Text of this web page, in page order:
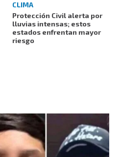
CLIMA
Protección Civil alerta por
lluvias intensas; estos
estados enfrentan mayor
riesgo